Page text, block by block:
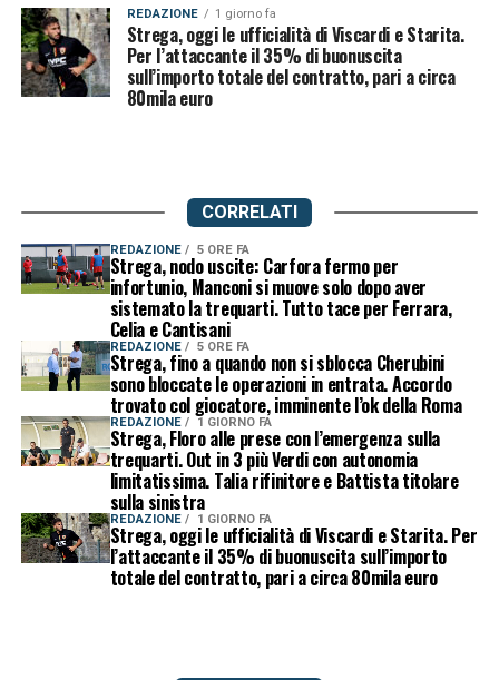
REDAZIONE 1 giorno fa
Strega, oggi le ufficialità di Viscardi e Starita.
Per l’attaccante il 35% di buonuscita
sull’importo totale del contratto, pari a circa
80mila euro
CORRELATI
REDAZIONE 5 ORE FA
Strega, nodo uscite: Carfora fermo per
infortunio, Manconi si muove solo dopo aver
sistemato la trequarti. Tutto tace per Ferrara,
Celia e Cantisani
REDAZIONE 5 ORE FA
Strega, fino a quando non si sblocca Cherubini
sono bloccate le operazioni in entrata. Accordo
trovato col giocatore, imminente l’ok della Roma
REDAZIONE 1 GIORNO FA
Strega, Floro alle prese con l’emergenza sulla
trequarti. Out in 3 più Verdi con autonomia
limitatissima. Talia rifinitore e Battista titolare
sulla sinistra
REDAZIONE 1 GIORNO FA
Strega, oggi le ufficialità di Viscardi e Starita. Per
l’attaccante il 35% di buonuscita sull’importo
totale del contratto, pari a circa 80mila euro